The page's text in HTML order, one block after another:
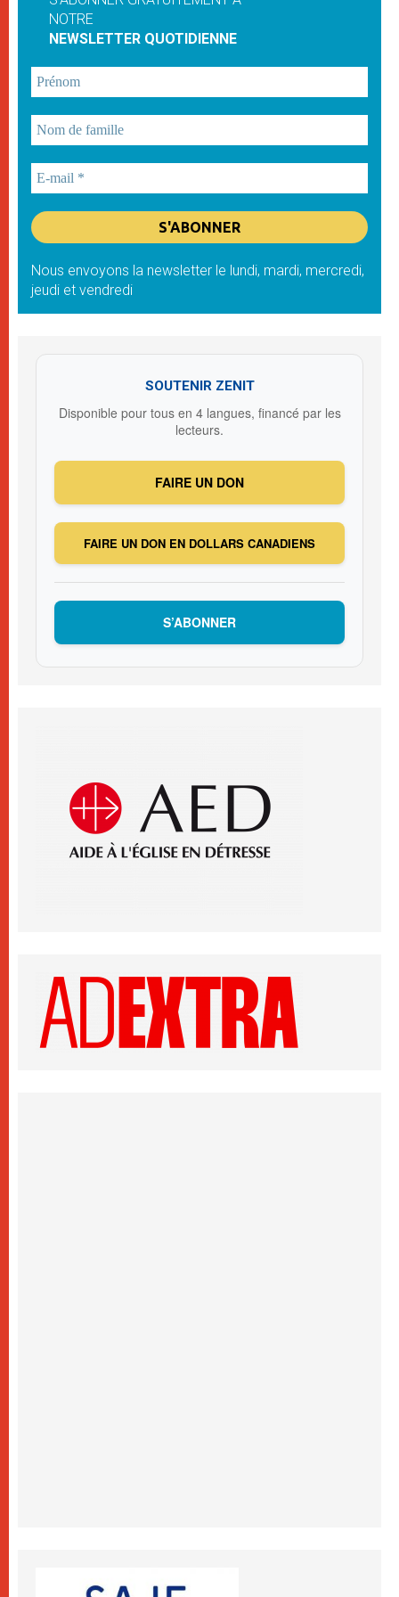
NOTRE
NEWSLETTER QUOTIDIENNE
Nous envoyons la newsletter le lundi, mardi, mercredi,
jeudi et vendredi
SOUTENIR ZENIT
Disponible pour tous en 4 langues, financé par les
lecteurs.
FAIRE UN DON
FAIRE UN DON EN DOLLARS CANADIENS
S’ABONNER